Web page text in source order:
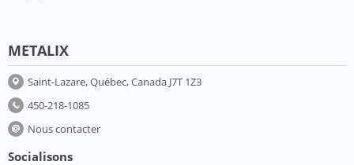
METALIX
Saint-Lazare, Québec, Canada J7T 1Z3
450-218-1085
Nous contacter
Socialisons